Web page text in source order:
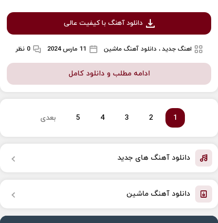
دانلود آهنگ با کیفیت عالی
اهنگ جدید ، دانلود آهنگ ماشین 11 مارس 2024 0 نظر
ادامه مطلب و دانلود کامل
1
2
3
4
5 بعدی
دانلود آهنگ های جدید
دانلود آهنگ ماشین